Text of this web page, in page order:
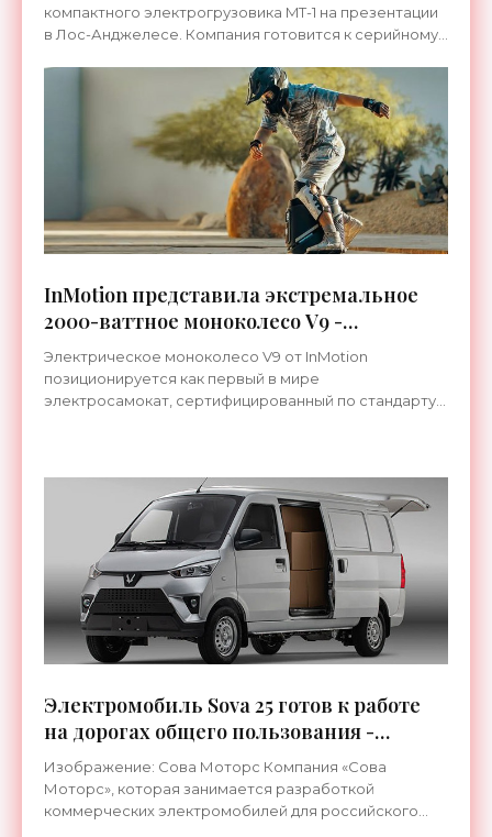
компактного электрогрузовика MT-1 на презентации
в Лос-Анджелесе. Компания готовится к серийному
InMotion представила экстремальное
2000-ваттное моноколесо V9 -
«Электромобили»
Электрическое моноколесо V9 от InMotion
позиционируется как первый в мире
электросамокат, сертифицированный по стандарту
Электромобиль Sova 25 готов к работе
на дорогах общего пользования -
«Электромобили»
Изображение: Сова Моторс Компания «Сова
Моторс», которая занимается разработкой
коммерческих электромобилей для российского